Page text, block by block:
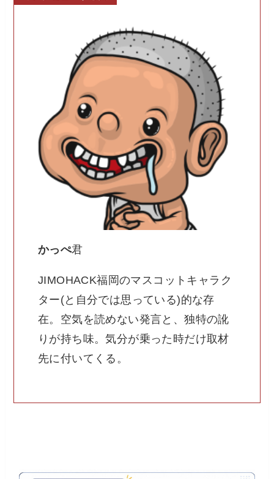
かっぺ君
JIMOHACK福岡のマスコットキャラク
ター(と自分では思っている)的な存
在。空気を読めない発言と、独特の訛
りが持ち味。気分が乗った時だけ取材
先に付いてくる。